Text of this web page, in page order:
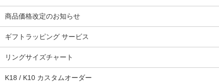
商品価格改定のお知らせ
ギフトラッピング サービス
リングサイズチャート
K18 / K10 カスタムオーダー